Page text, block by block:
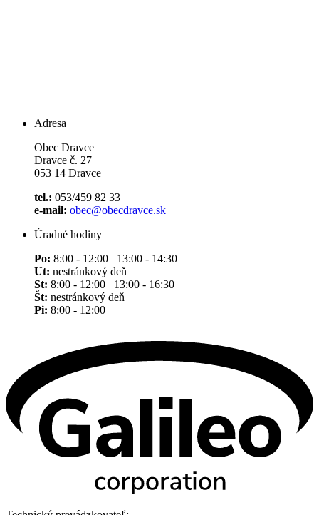
Adresa
Obec Dravce
Dravce č. 27
053 14 Dravce
tel.: 053/459 82 33
e-mail: obec@obecdravce.sk
Úradné hodiny
Po: 8:00 - 12:00 13:00 - 14:30
Ut: nestránkový deň
St: 8:00 - 12:00 13:00 - 16:30
Št: nestránkový deň
Pi: 8:00 - 12:00